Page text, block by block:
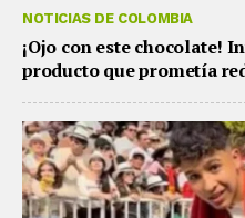
NOTICIAS DE COLOMBIA
¡Ojo con este chocolate!
producto que prometía